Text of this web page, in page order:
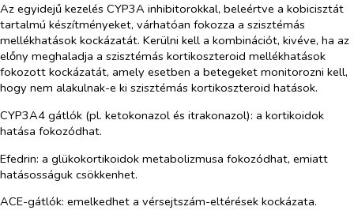
Az egyidejű kezelés CYP3A inhibitorokkal, beleértve a kobicisztát
tartalmú készítményeket, várhatóan fokozza a szisztémás
mellékhatások kockázatát. Kerülni kell a kombinációt, kivéve, ha az
előny meghaladja a szisztémás kortikoszteroid mellékhatások
fokozott kockázatát, amely esetben a betegeket monitorozni kell,
hogy nem alakulnak-e ki szisztémás kortikoszteroid hatások.
CYP3A4 gátlók (pl. ketokonazol és itrakonazol): a kortikoidok
hatása fokozódhat.
Efedrin: a glükokortikoidok metabolizmusa fokozódhat, emiatt
hatásosságuk csökkenhet.
ACE-gátlók: emelkedhet a vérsejtszám-eltérések kockázata.